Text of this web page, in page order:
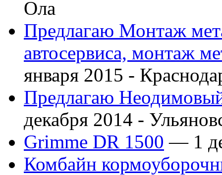
Ола
Предлагаю Монтаж
автосервиса, монтаж
января 2015 -
Предлагаю
декабря 2014 -
Grimme DR 1500 — 1
Комбайн